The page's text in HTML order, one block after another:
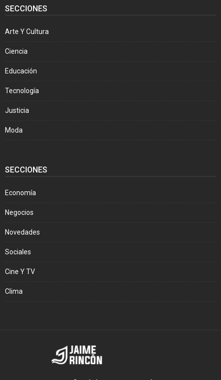
SECCIONES
Arte Y Cultura
Ciencia
Educación
Tecnología
Justicia
Moda
SECCIONES
Economía
Negocios
Novedades
Sociales
Cine Y TV
Clima